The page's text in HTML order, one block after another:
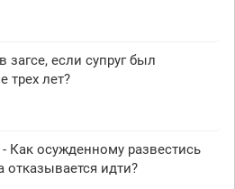
если супруг был
трех лет?
Как осужденному развестись
отказывается идти?